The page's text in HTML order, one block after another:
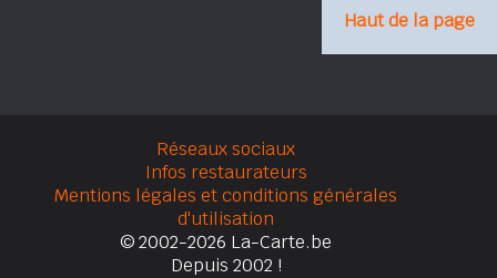
Haut de la page
Réseaux sociaux
Infos restaurateurs
Mentions légales et conditions générales
d'utilisation
© 2002-2026 La-Carte.be
Depuis 2002 !